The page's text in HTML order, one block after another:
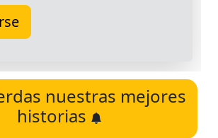
nuestras mejores
historias